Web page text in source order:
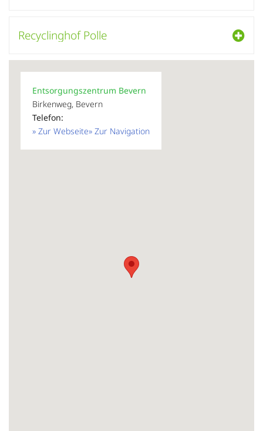
Recyclinghof Polle
Entsorgungszentrum Bevern
Birkenweg, Bevern
Telefon:
» Zur Navigation
» Zur Webseite